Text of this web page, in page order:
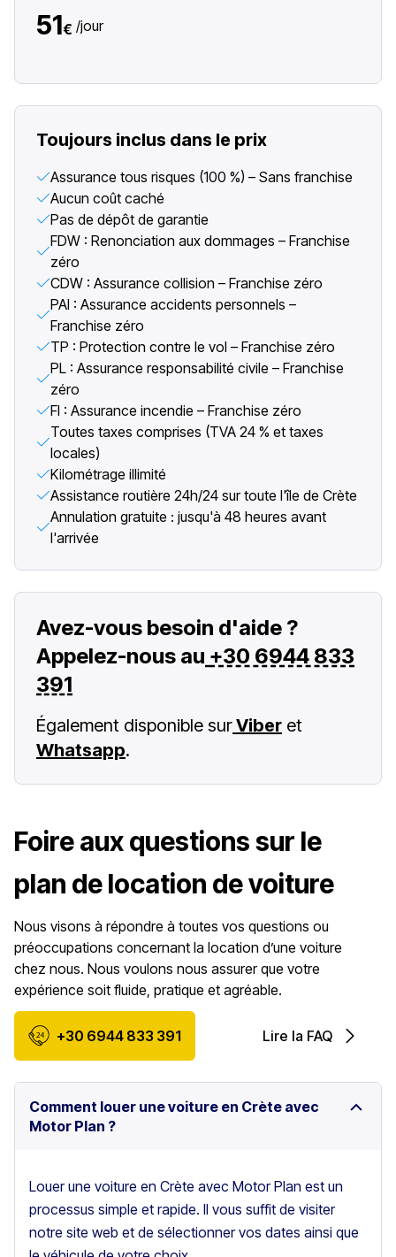
51€ /jour
Toujours inclus dans le prix
Assurance tous risques (100 %) – Sans franchise
Aucun coût caché
Pas de dépôt de garantie
FDW : Renonciation aux dommages – Franchise
zéro
CDW : Assurance collision – Franchise zéro
PAI : Assurance accidents personnels –
Franchise zéro
TP : Protection contre le vol – Franchise zéro
PL : Assurance responsabilité civile – Franchise
zéro
FI : Assurance incendie – Franchise zéro
Toutes taxes comprises (TVA 24 % et taxes
locales)
Kilométrage illimité
Assistance routière 24h/24 sur toute l'île de Crète
Annulation gratuite : jusqu'à 48 heures avant
l'arrivée
Avez-vous besoin d'aide ?
Appelez-nous au +30 6944 833
391
Également disponible surViber et
Whatsapp.
Foire aux questions sur le
plan de location de voiture
Nous visons à répondre à toutes vos questions ou
préoccupations concernant la location d’une voiture
chez nous. Nous voulons nous assurer que votre
expérience soit fluide, pratique et agréable.
+30 6944 833 391 Lire la FAQ
Comment louer une voiture en Crète avec
Motor Plan ?
Louer une voiture en Crète avec Motor Plan est un
processus simple et rapide. Il vous suffit de visiter
notre site web et de sélectionner vos dates ainsi que